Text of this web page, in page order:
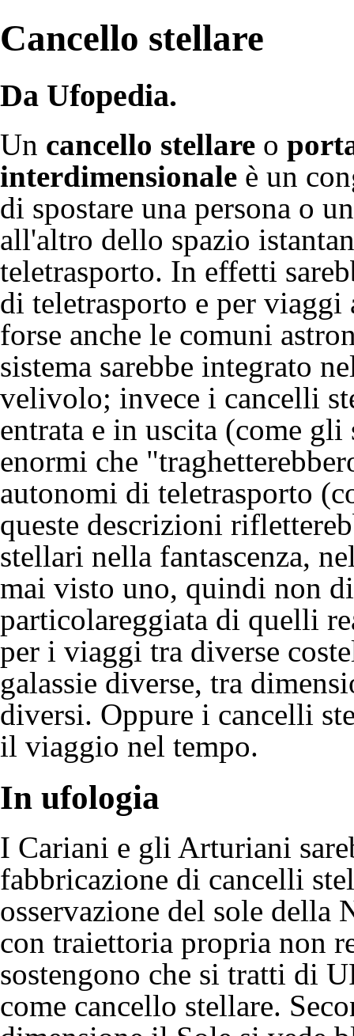
Cancello stellare
Da Ufopedia.
Un cancello stellare o
interdimensionale è un
di spostare una persona o
all'altro dello spazio
teletrasporto. In effetti
di teletrasporto e per
forse anche le comuni
sistema sarebbe integrato
velivolo; invece i cancelli
entrata e in uscita (come gli
enormi che
autonomi di teletrasporto
queste descrizioni
stellari nella fantascenza,
mai visto uno, quindi non
particolareggiata di quelli
per i viaggi tra diverse
galassie diverse, tra
diversi. Oppure i cancelli
il viaggio nel tempo.
In ufologia
I Cariani e gli Arturiani
fabbricazione di cancelli
osservazione del sole della
con traiettoria propria non
sostengono che si tratti di
come cancello stellare.